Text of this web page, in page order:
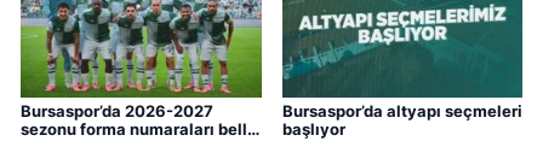
Bursaspor’da 2026-2027
sezonu forma numaraları belli
Bursaspor’da altyapı seçmeleri
başlıyor